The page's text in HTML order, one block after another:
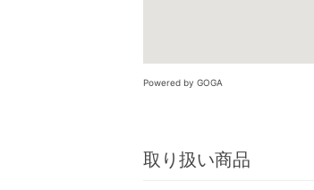
Powered by GOGA
取り扱い商品